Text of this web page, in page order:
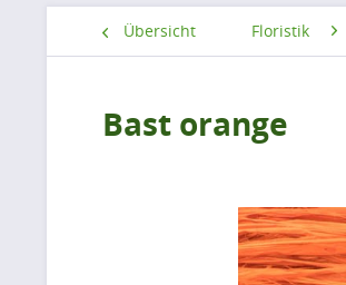
Übersicht Floristik
Bast orange